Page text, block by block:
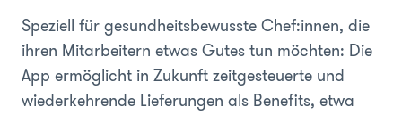
Speziell für gesundheitsbewusste Chef:innen, die
ihren Mitarbeitern etwas Gutes tun möchten: Die
App ermöglicht in Zukunft zeitgesteuerte und
wiederkehrende Lieferungen als Benefits, etwa